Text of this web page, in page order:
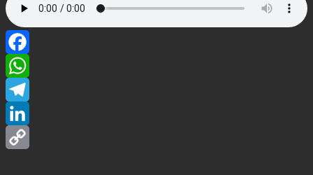
Facebook
WhatsApp
Telegram
LinkedIn